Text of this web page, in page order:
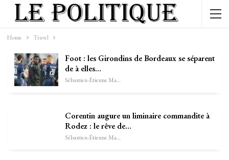
Home Travel
Foot : les Girondins de Bordeaux se séparent
de à elles…
Sébastien-Étienne Marechal
Corentin augure un liminaire commandite à
Rodez : le rêve de…
Sébastien-Étienne Marechal